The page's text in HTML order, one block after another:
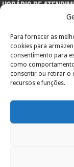
Para fornecer as
cookies para
consentimento para
como
consentir ou retirar o
recursos e funções.
Horário de
De segunda a sexta
Pelo telefone (47) 3433-
Setor Assistencial:
De segunda a sexta
Pelo telefone (47) 3422-
Endereço:
Bairro América –
Joinville – SC